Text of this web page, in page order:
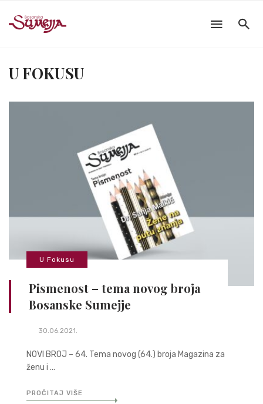
U FOKUSU
U Fokusu
Pismenost – tema novog broja
Bosanske Sumejje
30.06.2021.
NOVI BROJ – 64. Tema novog (64.) broja Magazina za
ženu i ...
PROČITAJ VIŠE